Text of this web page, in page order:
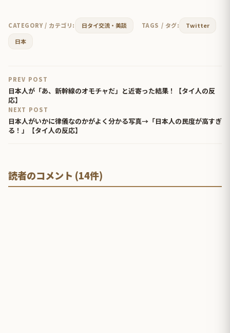
CATEGORY / カテゴリ: 日タイ交流・美談 TAGS / タグ:
Twitter
日本
PREV POST
日本人が「あ、新幹線のオモチャだ」と近寄った結果！【タイ人の反
応】
NEXT POST
日本人がいかに律儀なのかがよく分かる写真→「日本人の民度が高すぎ
る！」【タイ人の反応】
読者のコメント (14件)